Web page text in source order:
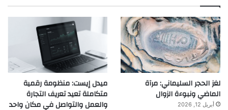
لغز الحجر السليماني: مرآة
الماضي ونبوءة الزوال
أبريل 12, 2026
ميدل إيست: منظومة رقمية
متكاملة تعيد تعريف التجارة
والعمل والتواصل في مكان واحد